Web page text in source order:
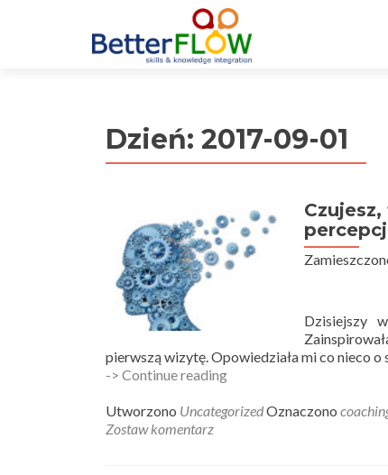
Dzień: 2017-09-01
Dzisiejszy
pierwszą wizytę. Opowiedziała mi co nieco o
-> Continue readingCzujesz,
jak
Utworzono UncategorizedOznaczono
Zostaw komentarz